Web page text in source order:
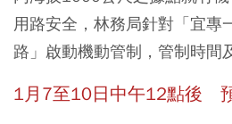
用路安全，林務局針對「宜專
路」啟動機動管制，管制時間
1月7至10日中午12點後